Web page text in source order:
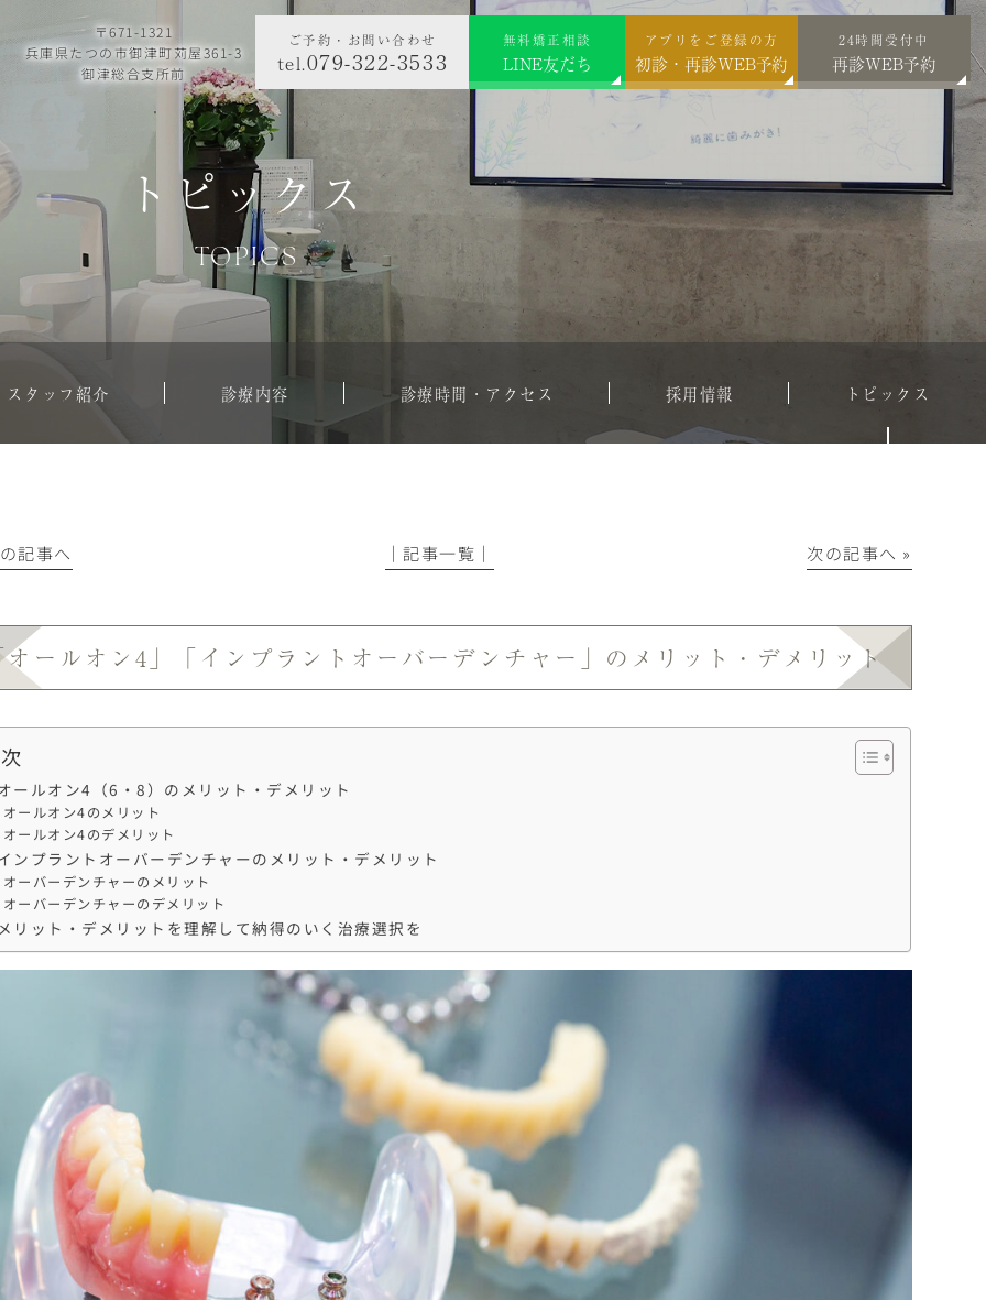
〒671-1321
兵庫県たつの市御津町苅屋361-3
御津総合支所前
ご予約・お問い合わせ
tel.079-322-3533
無料矯正相談
LINE友だち
アプリをご登録の方
初診・再診WEB予約
24時間受付中
再診WEB予約
トピックス
TOPICS
スタッフ紹介 診療内容 診療時間・アクセス 採用情報 トピックス
記事へ │記事一覧│ 次の記事へ »
オールオン4」「インプラントオーバーデンチャー」のメリット・デメリット
ールオン4（6・8）のメリット・デメリット
オールオン4のメリット
オールオン4のデメリット
ンプラントオーバーデンチャーのメリット・デメリット
オーバーデンチャーのメリット
オーバーデンチャーのデメリット
リット・デメリットを理解して納得のいく治療選択を